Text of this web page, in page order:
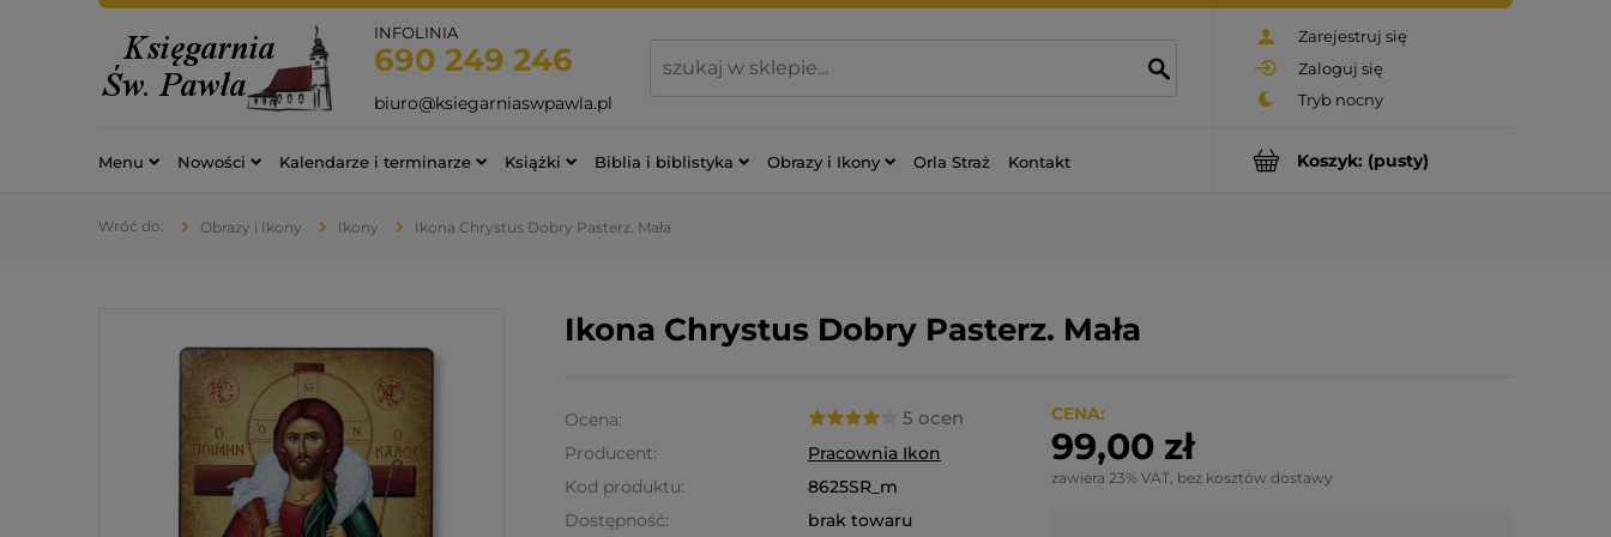
Zarejestruj się
Zaloguj się
INFOLINIA
690 249 246
biuro@ksiegarniaswpawla.pl
Koszyk: (pusty)
Menu Nowości Kalendarze i terminarze Książki Biblia i biblistyka Obrazy i Ikony Orla Straż Kontakt
Obrazy i Ikony Ikony Ikona Chrystus Dobry Pasterz. Mała
Ikona Chrystus Dobry Pasterz. Mała
Ocena: 5 ocen
Producent:
Pracownia Ikon
Kod produktu:
8625SR_m
Dostępność:
brak towaru
CENA:
99,00 zł
zawiera 23% VAT, bez kosztów dostawy